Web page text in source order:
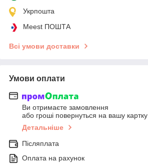
Укрпошта
Meest ПОШТА
Всі умови доставки
Умови оплати
Ви отримаєте замовлення
або гроші повернуться на вашу картку
Детальніше
Післяплата
Оплата на рахунок